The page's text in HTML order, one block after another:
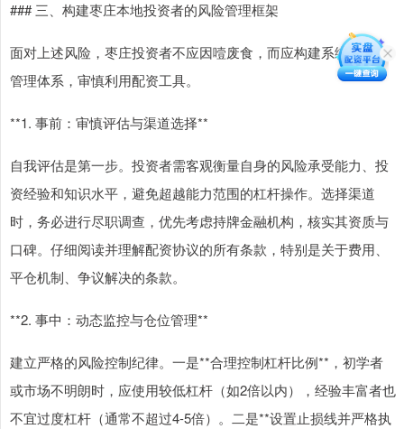
### 三、构建枣庄本地投资者的风险管理框架
面对上述风险，枣庄投资者不应因噎废食，而应构建系统的风险
管理体系，审慎利用配资工具。
**1. 事前：审慎评估与渠道选择**
自我评估是第一步。投资者需客观衡量自身的风险承受能力、投
资经验和知识水平，避免超越能力范围的杠杆操作。选择渠道
时，务必进行尽职调查，优先考虑持牌金融机构，核实其资质与
口碑。仔细阅读并理解配资协议的所有条款，特别是关于费用、
平仓机制、争议解决的条款。
**2. 事中：动态监控与仓位管理**
建立严格的风险控制纪律。一是**合理控制杠杆比例**，初学者
或市场不明朗时，应使用较低杠杆（如2倍以内），经验丰富者也
不宜过度杠杆（通常不超过4-5倍）。二是**设置止损线并严格执